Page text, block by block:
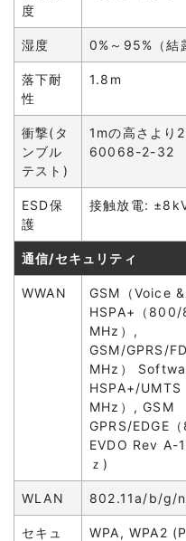
度
湿度 0%～95%（結
落下耐
性
1.8m
衝撃(タ
ンブル
テスト)
1mの高さよ
60068-2-32
ESD保
護
接触放電:
通信/セキュリティ
WWAN
GSM（Voice
HSPA+（
MHz）,
GSM/GPRS/
MHz）
HSPA+/
MHz）, GSM
GPRS/EDGE
EVDO Rev A-
ｚ)
WLAN 802.11a/b/g/
セキュ
WPA, WPA2